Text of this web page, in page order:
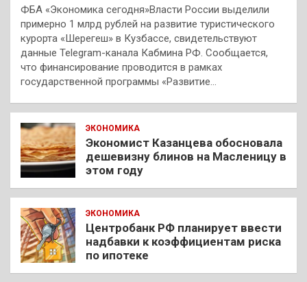
ФБА «Экономика сегодня»Власти России выделили
примерно 1 млрд рублей на развитие туристического
курорта «Шерегеш» в Кузбассе, свидетельствуют
данные Telegram-канала Кабмина РФ. Сообщается,
что финансирование проводится в рамках
государственной программы «Развитие…
ЭКОНОМИКА
Экономист Казанцева обосновала
дешевизну блинов на Масленицу в
этом году
ЭКОНОМИКА
Центробанк РФ планирует ввести
надбавки к коэффициентам риска
по ипотеке